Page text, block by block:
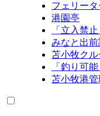
フェリー
港園亭
「立入禁
みなと出前
苫小牧ク
「釣り可
苫小牧港管